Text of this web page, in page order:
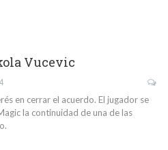
Vucevic
en cerrar el acuerdo. El jugador se
la continuidad de una de las